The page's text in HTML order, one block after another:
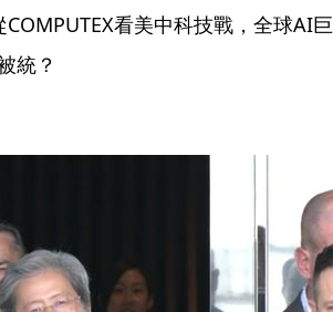
看美中科技戰，全球AI巨
統？